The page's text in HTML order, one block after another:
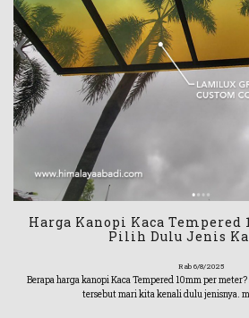
Harga Kanopi Kaca Tempered
Pilih Dulu Jenis
Rab 6/8/2025
Berapa harga kanopi Kaca Tempered 10mm per
tersebut mari kita kenali dulu jenisnya.
‹